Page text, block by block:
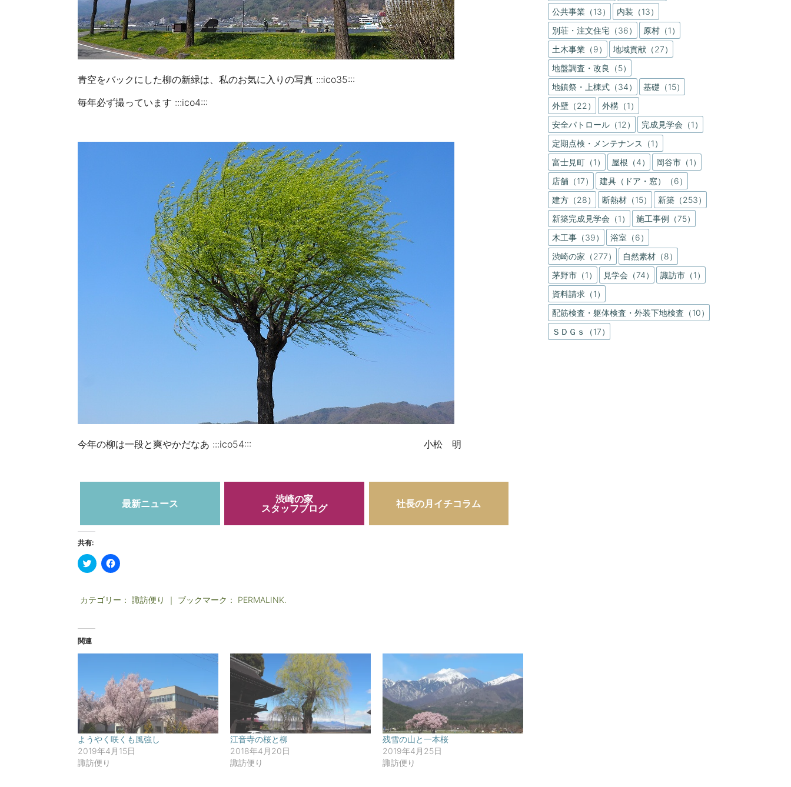
青空をバックにした柳の新緑は、私のお気に入りの写真 :::ico35:::
毎年必ず撮っています :::ico4:::
今年の柳は一段と爽やかだなあ :::ico54::: 小松 明
最新ニュース
渋崎の家
スタッフブログ
社長の月イチコラム
共有:
ク
リ
て
t
r
新
し
い
ウ
ィ
ン
ド
ウ
で
開
き
F
a
o
る
ク
リ
ッ
ク
し
て
く
だ
さ
い
(
カテゴリー： 諏訪便り ｜ ブックマーク： PERMALINK.
関連
ようやく咲くも風強し
2019年4月15日
諏訪便り
江音寺の桜と柳
2018年4月20日
諏訪便り
残雪の山と一本桜
2019年4月25日
諏訪便り
公共事業（13）
内装（13）
別荘・注文住宅（36）
原村（1）
土木事業（9）
地域貢献（27）
地盤調査・改良（5）
地鎮祭・上棟式（34）
基礎（15）
外壁（22）
外構（1）
安全パトロール（12）
完成見学会（1）
定期点検・メンテナンス（1）
富士見町（1）
屋根（4）
岡谷市（1）
店舗（17）
建具（ドア・窓）（6）
建方（28）
断熱材（15）
新築（253）
新築完成見学会（1）
施工事例（75）
木工事（39）
浴室（6）
渋崎の家（277）
自然素材（8）
茅野市（1）
見学会（74）
諏訪市（1）
資料請求（1）
配筋検査・躯体検査・外装下地検査（10）
ＳＤＧｓ（17）